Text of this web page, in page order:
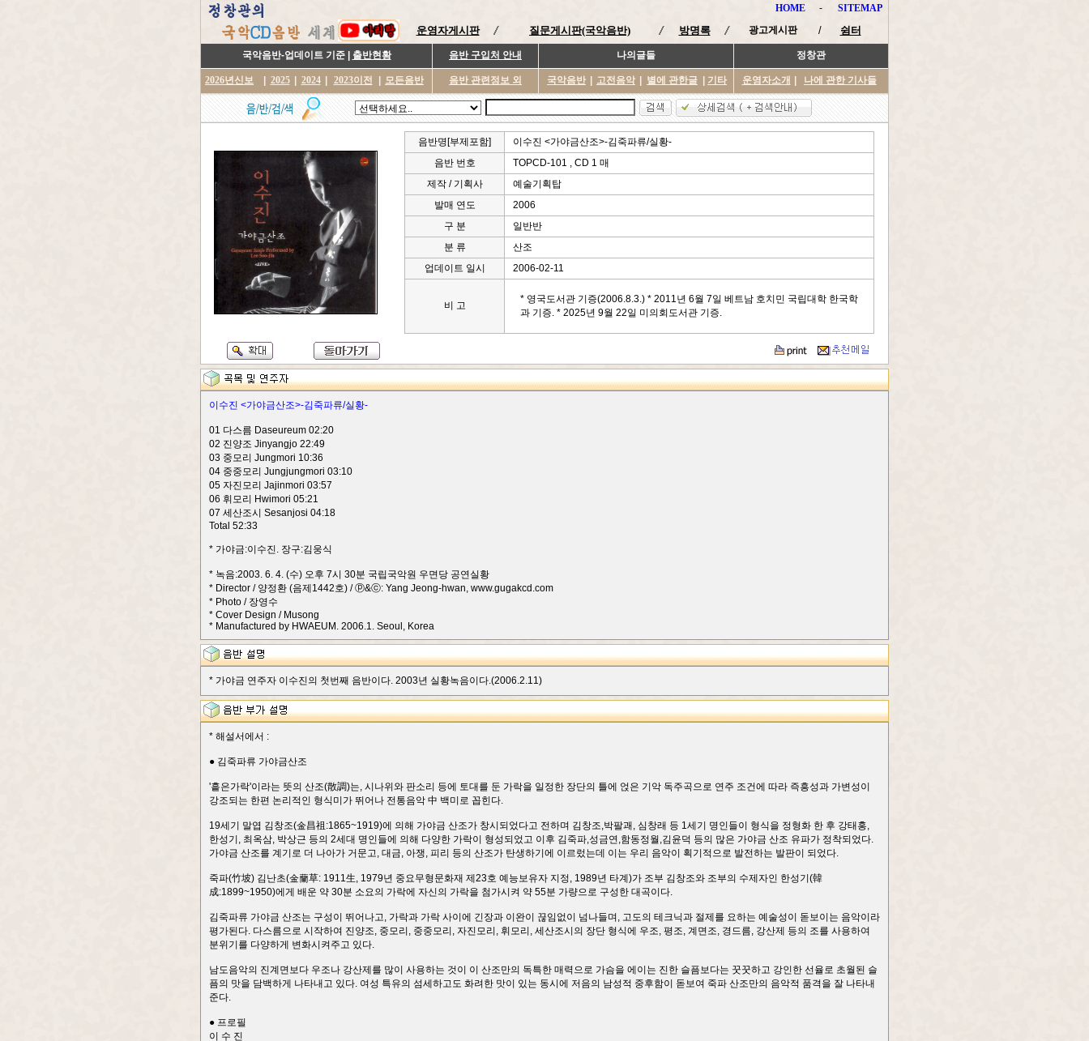
HOME - SITEMAP
운영자게시판 질문게시판(국악음반) 방명록 광고게시판 / 쉼터
국악음반-업데이트 기준 | 출반현황 음반 구입처 안내 나의글들 정창관
2026년신보 2025 2024 2023이전 모든음반 음반 관련정보 외 국악음반 고전음악 별에 관한글 기타 운영자소개 나에 관한 기사들
음반명[부제포함]
이수진 <가야금산조>-김죽파류/실황-
음반 번호
TOPCD-101 , CD 1 매
제작 / 기획사
예술기획탑
발매 연도
2006
구 분
일반반
분 류
산조
업데이트 일시
2006-02-11
비 고
* 영국도서관 기증(2006.8.3.) * 2011년 6월 7일 베트남 호치민 국립대학 한국학
과 기증. * 2025년 9월 22일 미의회도서관 기증.
이수진 <가야금산조>-김죽파류/실황-
01 다스름 Daseureum 02:20
02 진양조 Jinyangjo 22:49
03 중모리 Jungmori 10:36
04 중중모리 Jungjungmori 03:10
05 자진모리 Jajinmori 03:57
06 휘모리 Hwimori 05:21
07 세산조시 Sesanjosi 04:18
Total 52:33
* 가야금:이수진. 장구:김웅식
* 녹음:2003. 6. 4. (수) 오후 7시 30분 국립국악원 우면당 공연실황
* Director / 양정환 (음제1442호) / ⓟ&ⓒ: Yang Jeong-hwan, www.gugakcd.com
* Photo / 장영수
* Cover Design / Musong
* Manufactured by HWAEUM. 2006.1. Seoul, Korea
* 가야금 연주자 이수진의 첫번째 음반이다. 2003년 실황녹음이다.(2006.2.11)
* 해설서에서 :
● 김죽파류 가야금산조
'흩은가락'이라는 뜻의 산조(散調)는, 시나위와 판소리 등에 토대를 둔 가락을 일정한 장단의 틀에 얹은 기악 독주곡으로 연주 조건에 따라 즉흥성과 가변성이
강조되는 한편 논리적인 형식미가 뛰어나 전통음악 中 백미로 꼽힌다.
19세기 말엽 김창조(金昌祖:1865~1919)에 의해 가야금 산조가 창시되었다고 전하며 김창조,박팔괘, 심창래 등 1세기 명인들이 형식을 정형화 한 후 강태홍,
한성기, 최옥삼, 박상근 등의 2세대 명인들에 의해 다양한 가락이 형성되었고 이후 김죽파,성금연,함동정월,김윤덕 등의 많은 가야금 산조 유파가 정착되었다.
가야금 산조를 계기로 더 나아가 거문고, 대금, 아쟁, 피리 등의 산조가 탄생하기에 이르렀는데 이는 우리 음악이 획기적으로 발전하는 발판이 되었다.
죽파(竹坡) 김난초(金蘭草: 1911生, 1979년 중요무형문화재 제23호 예능보유자 지정, 1989년 타계)가 조부 김창조와 조부의 수제자인 한성기(韓
成:1899~1950)에게 배운 약 30분 소요의 가락에 자신의 가락을 첨가시켜 약 55분 가량으로 구성한 대곡이다.
김죽파류 가야금 산조는 구성이 뛰어나고, 가락과 가락 사이에 긴장과 이완이 끊임없이 넘나들며, 고도의 테크닉과 절제를 요하는 예술성이 돋보이는 음악이라
평가된다. 다스름으로 시작하여 진양조, 중모리, 중중모리, 자진모리, 휘모리, 세산조시의 장단 형식에 우조, 평조, 계면조, 경드름, 강산제 등의 조를 사용하여
분위기를 다양하게 변화시켜주고 있다.
남도음악의 진계면보다 우조나 강산제를 많이 사용하는 것이 이 산조만의 독특한 매력으로 가슴을 에이는 진한 슬픔보다는 꿋꿋하고 강인한 선율로 초월된 슬
픔의 맛을 담백하게 나타내고 있다. 여성 특유의 섬세하고도 화려한 맛이 있는 동시에 저음의 남성적 중후함이 돋보여 죽파 산조만의 음악적 품격을 잘 나타내
준다.
● 프로필
이 수 진